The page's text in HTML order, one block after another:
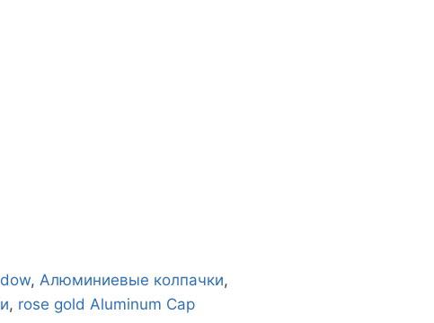
, Алюминиевые колпачки,
, rose gold Aluminum Cap